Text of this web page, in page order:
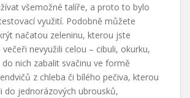
všemožné talíře, a proto to bylo
využití. Podobně můžete
načatou zeleninu, kterou jste
nevyužili celou – cibuli, okurku,
do nich zabalit svačinu ve formě
z chleba či bílého pečiva, kterou
do jednorázových ubrousků,